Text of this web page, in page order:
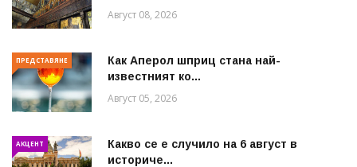
Август 08, 2026
ПРЕДСТАВЯНЕ
Как Аперол шприц стана най-
известният ко...
Август 05, 2026
АКЦЕНТ
Какво се е случило на 6 август в
историче...